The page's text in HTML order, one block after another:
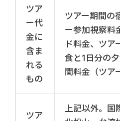
ツア
ー代
金に
含ま
れる
もの
ツアー期間の
ー参加視察料
ド料金、ツア
食と1日分の
関料金（ツア
ツア
上記以外。